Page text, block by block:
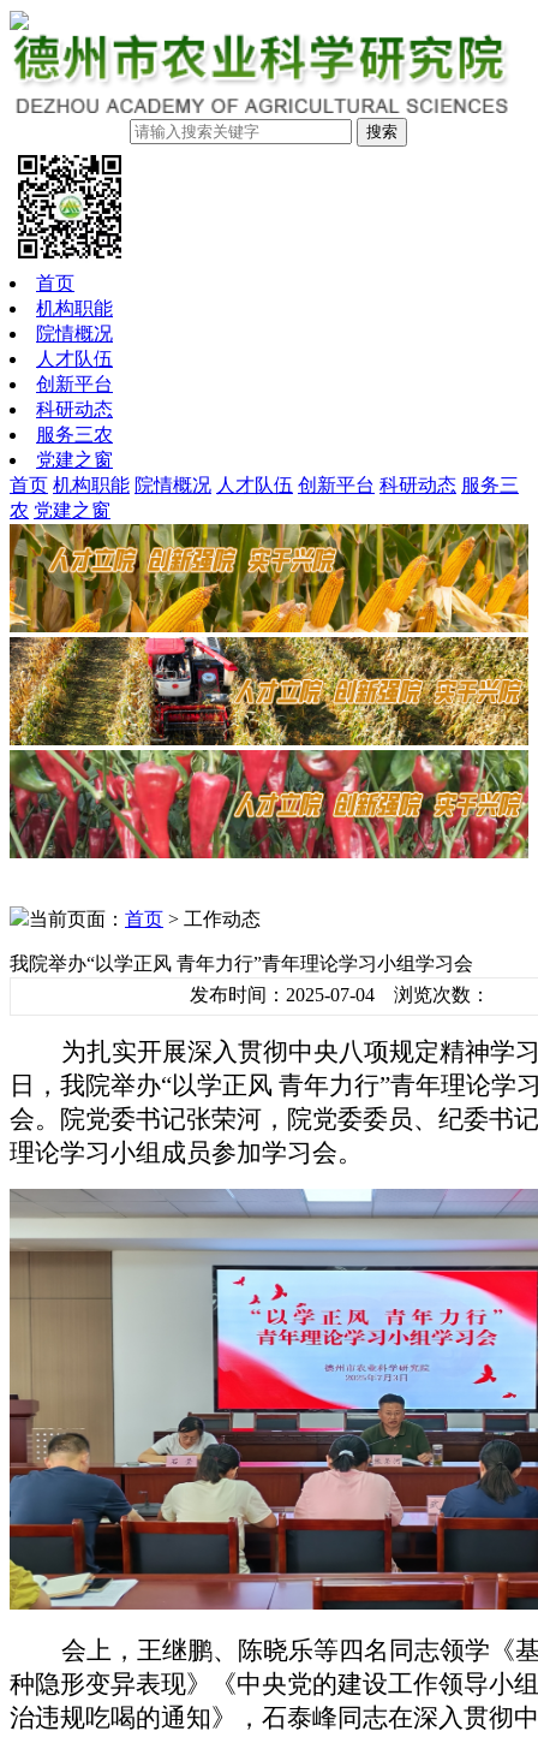
搜索
首页
机构职能
院情概况
人才队伍
创新平台
科研动态
服务三农
党建之窗
首页 机构职能 院情概况 人才队伍 创新平台 科研动态 服务三
农 党建之窗
当前页面： 首页 > 工作动态
我院举办“以学正风 青年力行”青年理论学习小组学习会
发布时间：2025-07-04 浏览次数：
为扎实开展深入贯彻中央八项规定精神学
日，我院举办“以学正风 青年力行”青年理论学
会。院党委书记张荣河，院党委委员、纪委书
理论学习小组成员参加学习会。
会上，王继鹏、陈晓乐等四名同志领学 《
种隐形变异表现》《中央党的建设工作领导小
治违规吃喝的通知》，石泰峰同志在深入贯彻